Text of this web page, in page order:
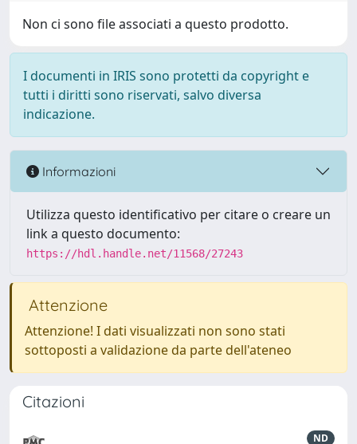
Non ci sono file associati a questo prodotto.
I documenti in IRIS sono protetti da copyright e
tutti i diritti sono riservati, salvo diversa
indicazione.
Informazioni
Utilizza questo identificativo per citare o creare un
link a questo documento:
https://hdl.handle.net/11568/27243
Attenzione
Attenzione! I dati visualizzati non sono stati
sottoposti a validazione da parte dell'ateneo
Citazioni
ND